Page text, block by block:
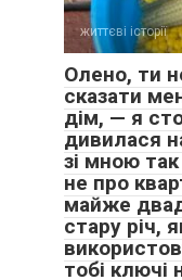
життєві історії
Олено, ти
сказати
дім, — я
дивилася
зі мною
не про
майже
стару річ,
тобі ключі